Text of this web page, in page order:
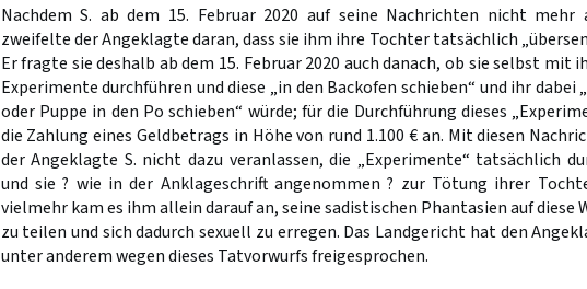
Nachdem S. ab dem 15. Februar 2020 auf seine Nachrichten nicht mehr
zweifelte der Angeklagte daran, dass sie ihm ihre Tochter tatsächlich
Er fragte sie deshalb ab dem 15. Februar 2020 auch danach, ob sie selbst mit
Experimente durchführen und diese „in den Backofen schieben“ und ihr dabei
oder Puppe in den Po schieben“ würde; für die Durchführung dieses
die Zahlung eines Geldbetrags in Höhe von rund 1.100 € an. Mit diesen
der Angeklagte S. nicht dazu veranlassen, die „Experimente“ tatsächlich
und sie ? wie in der Anklageschrift angenommen ? zur Tötung ihrer
vielmehr kam es ihm allein darauf an, seine sadistischen Phantasien auf diese
zu teilen und sich dadurch sexuell zu erregen. Das Landgericht hat den
unter anderem wegen dieses Tatvorwurfs freigesprochen.